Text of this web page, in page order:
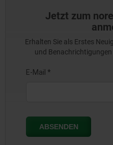
Jetzt zum
Erhalten Sie als Erstes
und